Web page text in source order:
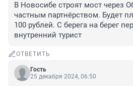
В Новосибе строят мост через
частным партнёрством. Будет
100 рублей. С берега на берег
внутренний турист
ОТВЕТИТЬ
Гость
25 декабря 2024, 06:50